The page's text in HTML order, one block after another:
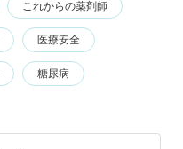
これからの薬剤師
医療安全
糖尿病